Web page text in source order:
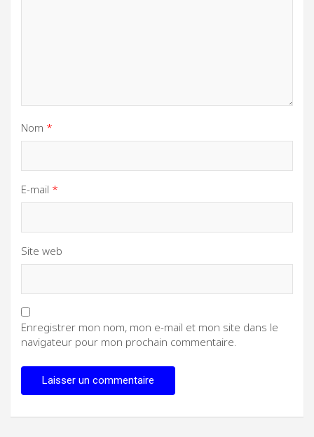
Nom *
E-mail *
Site web
Enregistrer mon nom, mon e-mail et mon site dans le
navigateur pour mon prochain commentaire.